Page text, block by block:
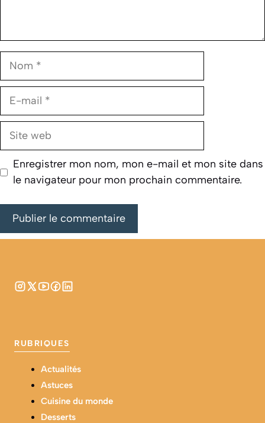
Nom
E-
Site
Enregistrer mon nom, mon e-mail et mon site dans
le navigateur pour mon prochain commentaire.
RUBRIQUES
Actualités
Astuces
Cuisine du monde
Desserts